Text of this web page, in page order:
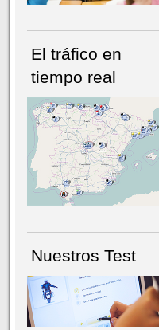
NÚMERO ACTUALHEMEROTECA
El tráfico en
tiempo real
Nuestros Test